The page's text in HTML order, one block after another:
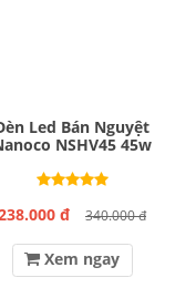
Led Bán Nguyệt
NSHV45 45w
đ 340.000 đ
Xem ngay